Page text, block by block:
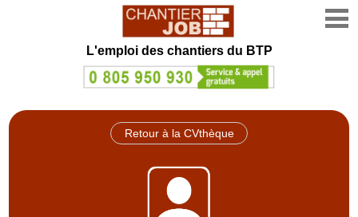
L'emploi des chantiers du BTP
Retour à la CVthèque